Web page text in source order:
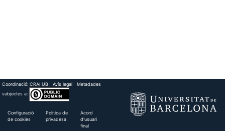
Coordinació: CRAI UB Avís legal
Metadades
subjectes a:
Configuració
de cookies
Política de
privadesa
Acord
d'usuari
final